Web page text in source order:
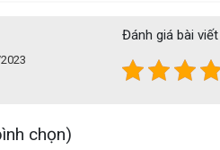
Đánh giá bài viết
chọn)